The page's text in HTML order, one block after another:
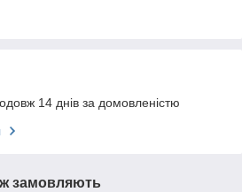
14 днів за домовленістю
замовляють